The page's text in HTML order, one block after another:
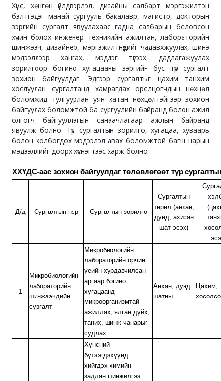
Хүнс, хөнгөн үйлдвэрлэл, дизайны салбарт мэргэжилтэн
бэлтгэдэг манай сургууль бакалавр, магистр, докторын
зэргийн сургалт явуулахаас гадна салбарын боловсон
хүчин болох инженер техникийн ажилтан, лабораторийн
шинжээч, дизайнер, мэргэжилтнүүдийг чадавхжуулах, шинэ
мэдээллээр хангах, мэдлэг түгээх, дадлагажуулах
зорилгоор богино хугацааны зэргийн бус түр сургалт
зохион байгуулдаг. Эдгээр сургалтыг цахим танхим
хослуулан сургалтанд хамрагдах оролцогчдын нөхцөл
боломжид тулгуурлан уян хатан нөхцөлтэйгээр зохион
байгуулах боломжтой ба сургуулийн байранд болон ажил
олгогч байгууллагын санаачлагаар ажлын байранд
явуулж болно. Түр сургалтын зорилго, хугацаа, хуваарь
болон холбогдох мэдээлэл авах боломжтой багш нарын
мэдээллийг доорх хүснэгтээс харж болно.
ХХҮДС-аас зохион байгуулдаг төлөвлөгөөт түр
Д/д Сургалтын нэр Сургалтын зорилго
Сургалтын
төрөл (анхан,
дунд, ахисан
шат эсэх)
1
Микробиологийн
лабораторийн
шинжээчдийн
сургалт
Микробиологийн
лабораторийн орчин
үеийн хурдавчилсан
аргаар богино
хугацаанд
микроорганизмтай
ажиллах, ялган дүйх,
таних, шинж чанарыг
судлах
Анхан, дунд
шатны
Цахим,
Хүнсний
бүтээгдэхүүнд
хийгдэх химийн
задлан шинжилгээ